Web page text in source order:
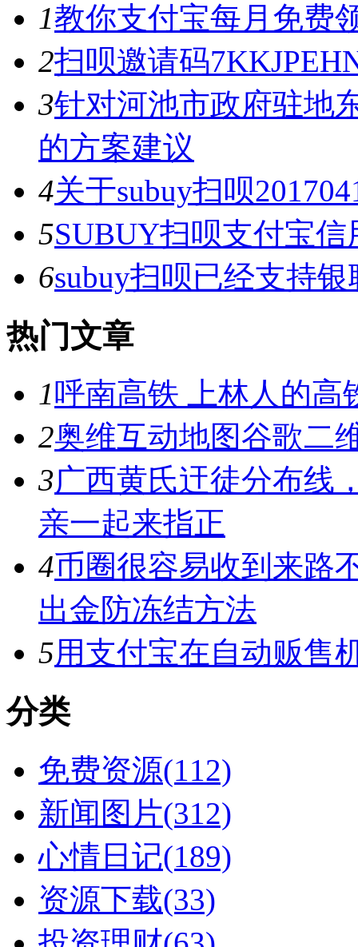
1教你支付宝每月免费
2扫呗邀请码
3针对河池市政府驻地
的方案建议
4关于subuy扫呗
5SUBUY扫呗支付宝
6subuy扫呗已经支持
热门文章
1呼南高铁 上林人的高
2奥维互动地图谷歌二
3广西黄氏迀徒分布线
亲一起来指正
4币圈很容易收到来路
出金防冻结方法
5用支付宝在自动贩售
分类
免费资源(112)
新闻图片(312)
心情日记(189)
资源下载(33)